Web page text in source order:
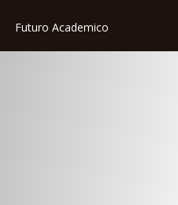
Futuro Academico